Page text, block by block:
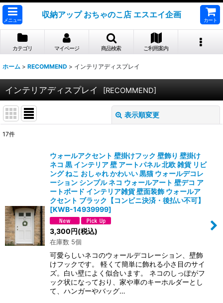
メニュー
収納アップ おちゃのこ店 エスエイ企画
カート
カテゴリ マイページ 商品検索 ご利用案内
ホーム > RECOMMEND > インテリアディスプレイ
インテリアディスプレイ [RECOMMEND]
表示順変更
絞り込む
17件
ウォールアクセント 壁掛けフック 壁飾り 壁掛け
ネコ 黒 インテリア 壁 アートパネル 北欧 雑貨 リビ
ング ねこ おしゃれ かわいい 黒猫 ウォールデコレ
ーション シンプル ネコ ウォールアート 壁デコ ア
ートボード インテリア雑貨 壁面装飾 ウォールア
クセント ブラック【コンビニ決済・後払い不可】
[KWB-14939999]
3,300円(税込)
在庫数 5個
可愛らしいネコのウォールデコレーション、壁飾
けフックです。 軽くて簡単に飾れる小さ目のサイ
ズ。白い壁によく似合います。 ネコのしっぽがフ
ック状になっており、家や車のキーホルダーとし
て、ハンガーやバッグ…